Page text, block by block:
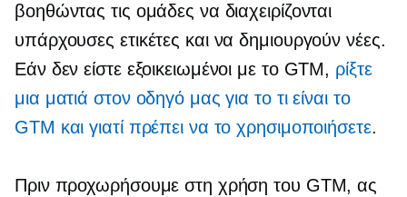
βοηθώντας τις ομάδες να διαχειρίζονται
υπάρχουσες ετικέτες και να δημιουργούν νέες.
Εάν δεν είστε εξοικειωμένοι με το GTM, ρίξτε
μια ματιά στον οδηγό μας για το τι είναι το
GTM και γιατί πρέπει να το χρησιμοποιήσετε.
Πριν προχωρήσουμε στη χρήση του GTM, ας